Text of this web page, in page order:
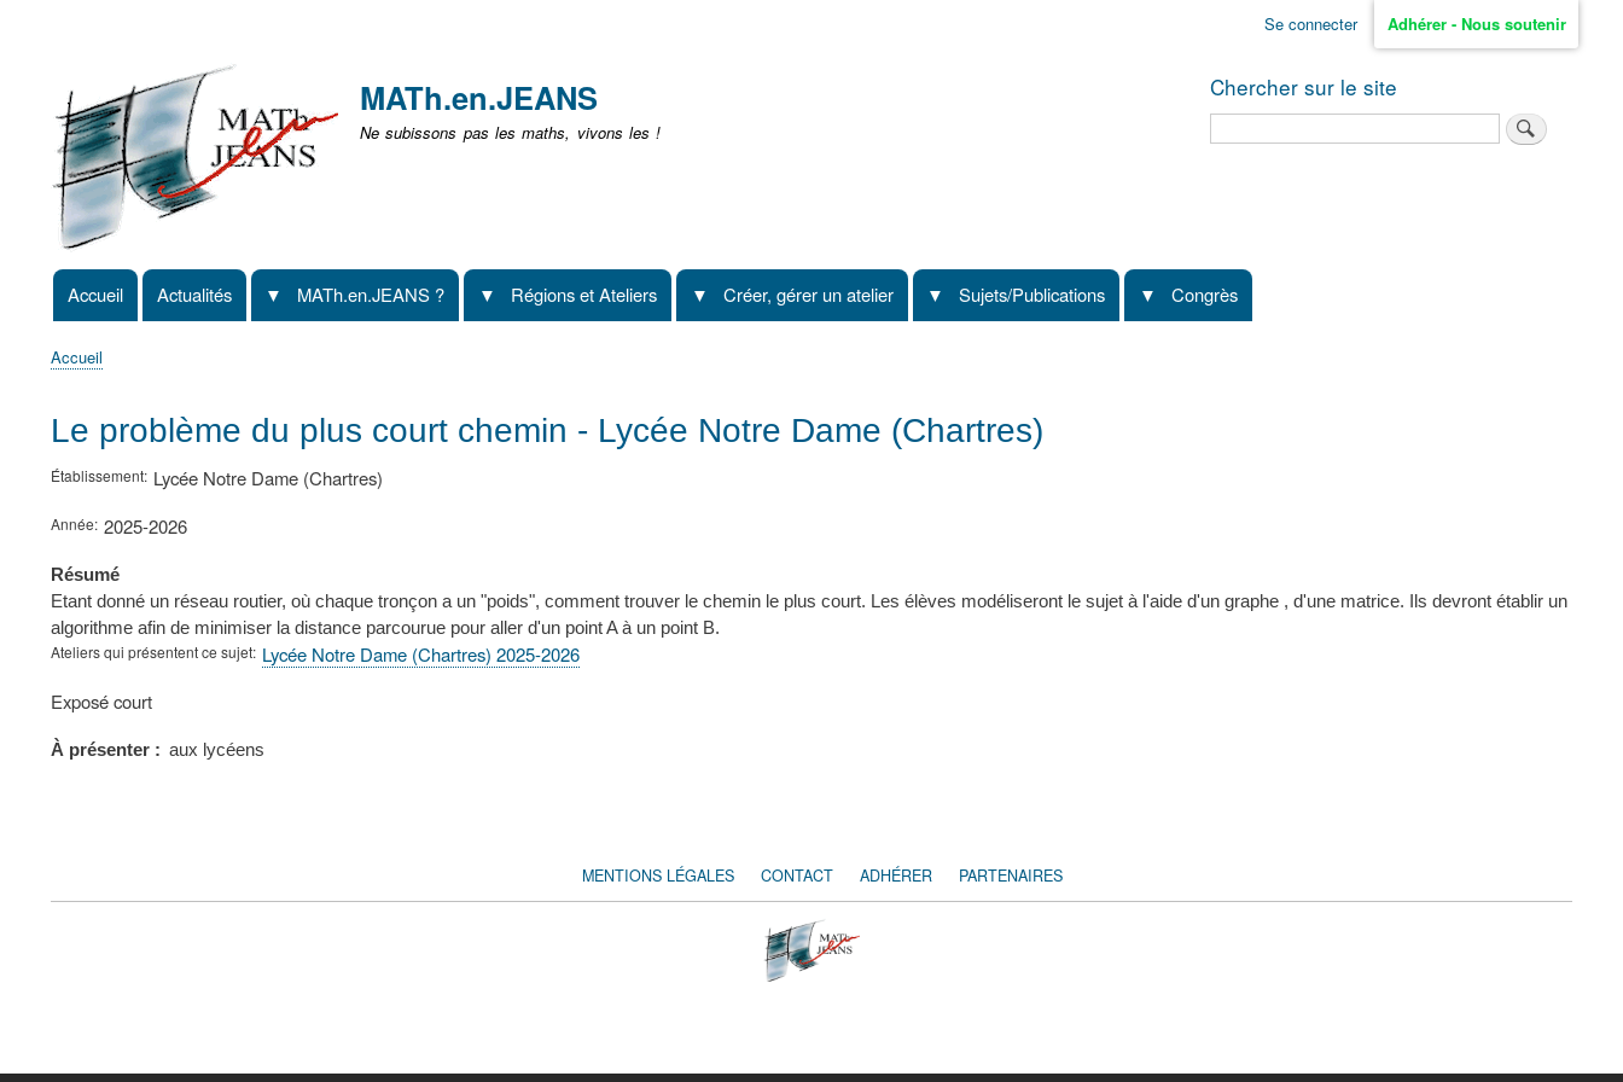
non
identifié
Se connecter Adhérer - Nous soutenir
MATh.en.JEANS
Ne subissons pas les maths, vivons les !
Chercher sur le site
Navigation
principale
Accueil Actualités MATh.en.JEANS ? Régions et Ateliers Créer, gérer un atelier Sujets/Publications Congrès
d'Ariane
Accueil
Le problème du plus court chemin - Lycée Notre Dame (Chartres)
Établissement Lycée Notre Dame (Chartres)
Année 2025-2026
Résumé
Etant donné un réseau routier, où chaque tronçon a un "poids", comment trouver le chemin le plus court. Les élèves modéliseront le sujet à l'aide d'un graphe , d'une matrice. Ils devront établir un
algorithme afin de minimiser la distance parcourue pour aller d'un point A à un point B.
Ateliers qui présentent ce sujet Lycée Notre Dame (Chartres) 2025-2026
Type
présentation
Exposé court
À présenter aux lycéens
FOOTER
MENTIONS LÉGALES CONTACT ADHÉRER PARTENAIRES